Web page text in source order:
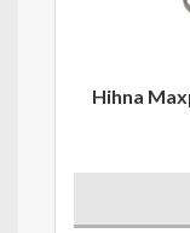
Hihna